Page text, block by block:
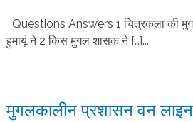
Questions Answers 1 चित्रकला की
हुमायूं ने 2 किस मुगल शासक ने […]...
मुगलकालीन प्रशासन वन